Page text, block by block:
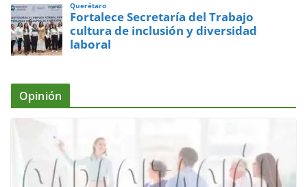
Querétaro
Fortalece Secretaría del Trabajo
cultura de inclusión y diversidad
laboral
Opinión